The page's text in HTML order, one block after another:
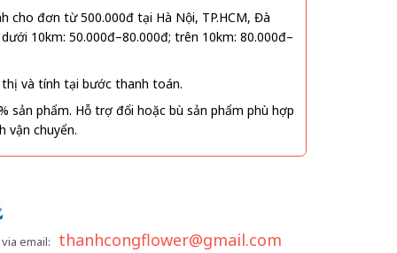
cho đơn từ 500.000đ tại Hà Nội, TP.HCM, Đà
10km: 50.000đ–80.000đ; trên 10km: 80.000đ–
và tính tại bước thanh toán.
sản phẩm. Hỗ trợ đổi hoặc bù sản phẩm phù hợp
vận chuyển.
email: thanhcongflower@gmail.com